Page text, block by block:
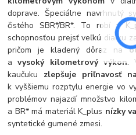
doprave. Špeciálne navrhnutý
čistého SBR*/BR*. To robí z
schopnosťou prejsť veľkú diaľku
pričom je kladený dôraz na
avysoký kilometrový výkon.
kaučuku zlepšuje priľnavosť
k vyššiemu rozptylu energie vo
problémov najazdí množstvo
a BR* má materiál K_plus nízky
syntetické gumené zmesi.